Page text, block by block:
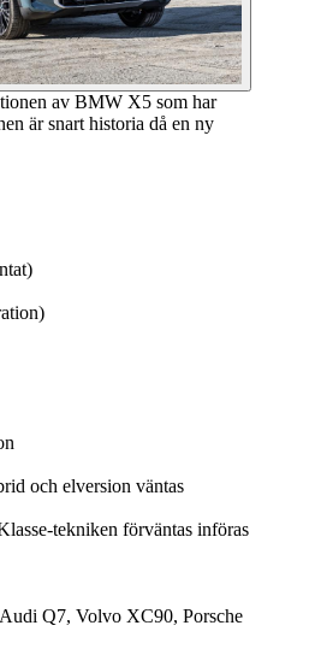
av BMW X5 som har
är snart historia då en ny
och elversion väntas
tekniken förväntas införas
Q7, Volvo XC90, Porsche